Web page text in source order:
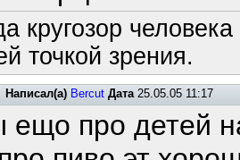
кругозор
точкой зрения.
Написал(а) Bercut Дата25.05.05 11:17
ещо про детей